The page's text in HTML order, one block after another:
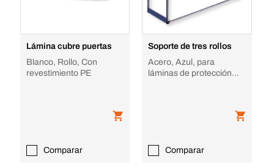
Lámina cubre puertas
Blanco, Rollo, Con
revestimiento PE
Comparar
Soporte de tres rollos
Acero, Azul, para
láminas de protección
Comparar